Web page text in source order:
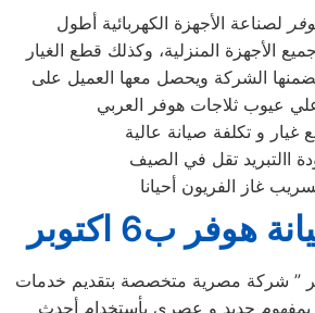
لصناعة الأجهزة الكهربائية أطول
الأجهزة المنزلية، وكذلك قطع الغيار
تضمنها الشركة ويحصل معها العميل على
عيوب ثلاجات هوفر العربي
هوفر ب6 اكتوبر
هوفر 6 اكتوبر ” شركة مصرية متخصصة بتقديم خدمات
بمفهوم جديد و عصري بأستخدام أحدث